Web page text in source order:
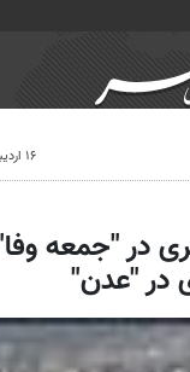
۱۶ اردیبهشت ۱۳۹۰، ۱۷:۱۶
در "جمعه
در "عدن"